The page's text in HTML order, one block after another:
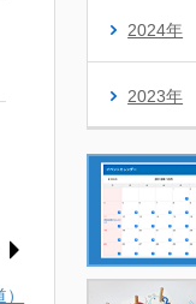
2024年
2023年